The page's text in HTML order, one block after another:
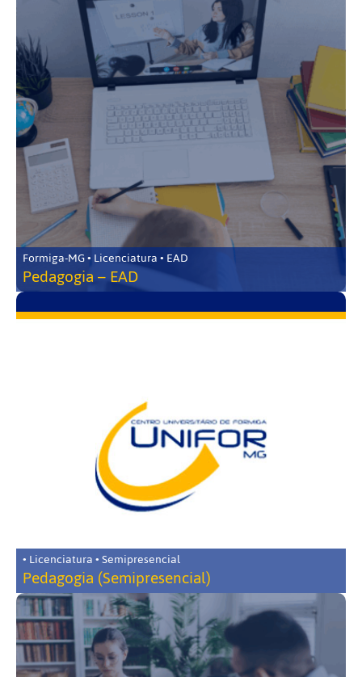
Formiga-MG • Licenciatura • EAD
Pedagogia – EAD
• Licenciatura • Semipresencial
Pedagogia (Semipresencial)